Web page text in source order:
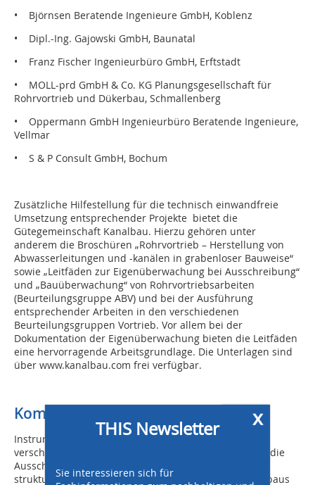
• Björnsen Beratende Ingenieure GmbH, Koblenz
• Dipl.-Ing. Gajowski GmbH, Baunatal
• Franz Fischer Ingenieurbüro GmbH, Erftstadt
• MOLL-prd GmbH & Co. KG Planungsgesellschaft für
Rohrvortrieb und Dükerbau, Schmallenberg
• Oppermann GmbH Ingenieurbüro Beratende Ingenieure,
Vellmar
• S & P Consult GmbH, Bochum
Zusätzliche Hilfestellung für die technisch einwandfreie
Umsetzung entsprechender Projekte bietet die
Gütegemeinschaft Kanalbau. Hierzu gehören unter
anderem die Broschüren „Rohrvortrieb – Herstellung von
Abwasserleitungen und -kanälen in grabenloser Bauweise“
sowie „Leitfäden zur Eigenüberwachung bei Ausschreibung“
und „Bauüberwachung“ von Rohrvortriebsarbeiten
(Beurteilungsgruppe ABV) und bei der Ausführung
entsprechender Arbeiten in den verschiedenen
Beurteilungsgruppen Vortrieb. Vor allem bei der
Dokumentation der Eigenüberwachung bieten die Leitfäden
eine hervorragende Arbeitsgrundlage. Die Unterlagen sind
über www.kanalbau.com frei verfügbar.
Komplexes Regelwerk
Instrumente wie diese können dazu beitragen, die
verschiedenen Projektphasen – von der Planung über die
Ausschreibung bis zur Bauausführung – einfacher,
strukturierter und im Sinne eines nachhaltigen Kanalbaus
x
THIS Newsletter
Sie interessieren sich für